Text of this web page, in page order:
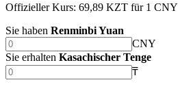
Offizieller Kurs: 69,89 KZT für 1 CNY
Sie haben Renminbi Yuan
CNY
Sie erhalten Kasachischer Tenge
₸